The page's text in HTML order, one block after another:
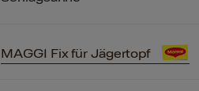
MAGGI Fix für Jägertopf